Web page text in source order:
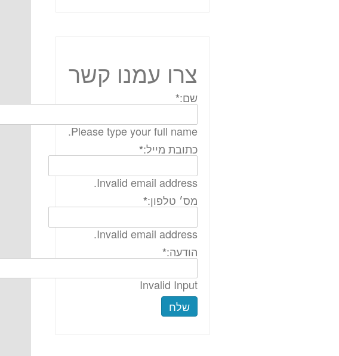
צרו עמנו קשר
שם:*
Please type your full name.
כתובת מייל:*
Invalid email address.
מס׳ טלפון:*
Invalid email address.
הודעה:*
Invalid Input
שלח